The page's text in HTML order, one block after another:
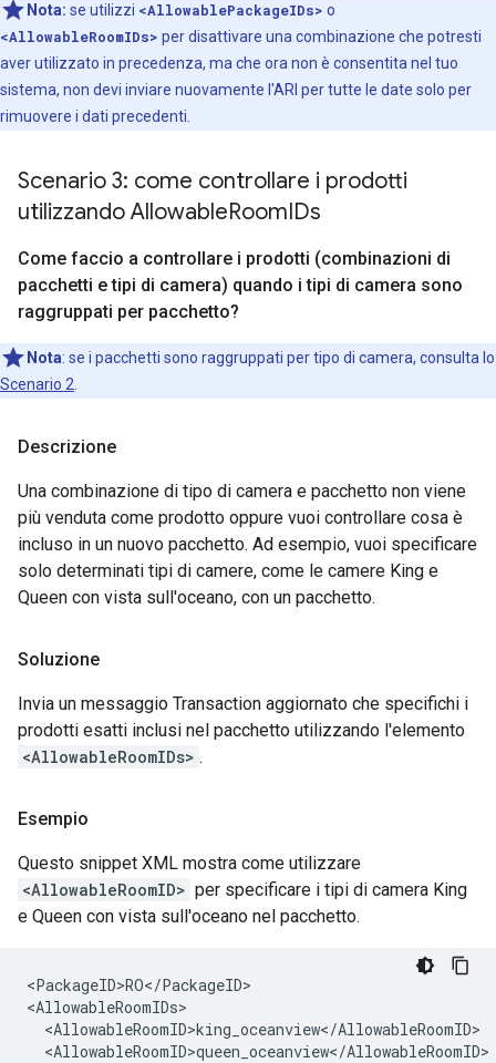
Nota: se utilizzi <AllowablePackageIDs> o
<AllowableRoomIDs> per disattivare una combinazione che potresti
aver utilizzato in precedenza, ma che ora non è consentita nel tuo
sistema, non devi inviare nuovamente l'ARI per tutte le date solo per
rimuovere i dati precedenti.
Scenario 3: come controllare i prodotti
utilizzando AllowableRoomIDs
Come faccio a controllare i prodotti (combinazioni di
pacchetti e tipi di camera) quando i tipi di camera sono
raggruppati per pacchetto?
Nota: se i pacchetti sono raggruppati per tipo di camera, consulta lo
Scenario 2
Descrizione
Una combinazione di tipo di camera e pacchetto non viene
più venduta come prodotto oppure vuoi controllare cosa è
incluso in un nuovo pacchetto. Ad esempio, vuoi specificare
solo determinati tipi di camere, come le camere King e
Queen con vista sull'oceano, con un pacchetto.
Soluzione
Invia un messaggio Transaction aggiornato che specifichi i
prodotti esatti inclusi nel pacchetto utilizzando l'elemento
<AllowableRoomIDs> .
Esempio
Questo snippet XML mostra come utilizzare
<AllowableRoomID> per specificare i tipi di camera King
e Queen con vista sull'oceano nel pacchetto.
<PackageID>RO</PackageID>
<AllowableRoomIDs>
  <AllowableRoomID>king_oceanview</AllowableRoomID>
  <AllowableRoomID>queen_oceanview</AllowableRoomID>